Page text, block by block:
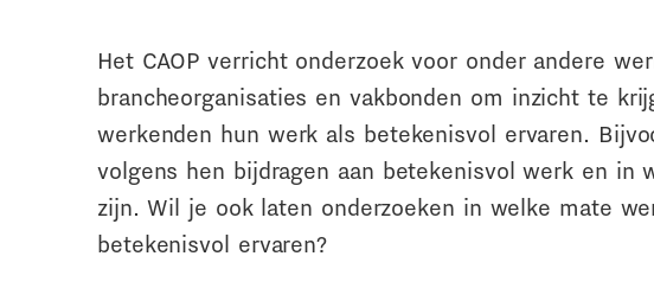
Het CAOP verricht onderzoek voor onder andere
brancheorganisaties en vakbonden om inzicht te
werkenden hun werk als betekenisvol ervaren.
volgens hen bijdragen aan betekenisvol werk en in
zijn. Wil je ook laten onderzoeken in welke mate
betekenisvol ervaren?